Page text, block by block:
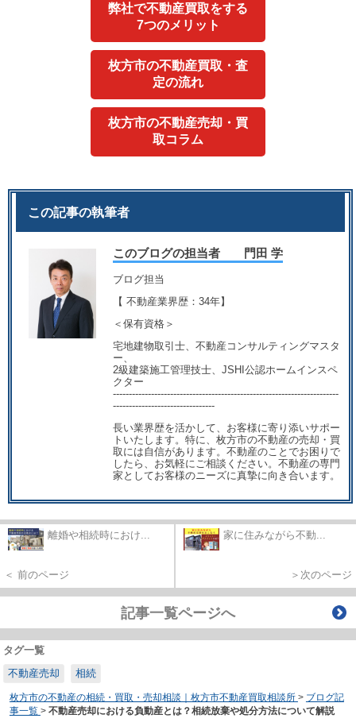
弊社で不動産買取をする
7つのメリット
枚方市の不動産買取・査
定の流れ
枚方市の不動産売却・買
取コラム
この記事の執筆者
このブログの担当者 門田 学
ブログ担当
【 不動産業界歴：34年】
＜保有資格＞
宅地建物取引士、不動産コンサルティングマスタ
ー、
2級建築施工管理技士、JSHI公認ホームインスペ
クター
-----------------------------------------------------------------------
--------------------------------
長い業界歴を活かして、お客様に寄り添いサポー
トいたします。特に、枚方市の不動産の売却・買
取には自信があります。不動産のことでお困りで
したら、お気軽にご相談ください。不動産の専門
家としてお客様のニーズに真摯に向き合います。
離婚や相続時におけ...
＜ 前のページ
家に住みながら不動...
＞次のページ
記事一覧ページへ
タグ一覧
不動産売却
相続
枚方市の不動産の相続・買取・売却相談｜枚方市不動産買取相談所 > ブログ記
事一覧 > 不動産売却における負動産とは？相続放棄や処分方法について解説